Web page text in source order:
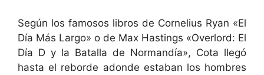
Según los famosos libros de Cornelius Ryan «El
Día Más Largo» o de Max Hastings «Overlord: El
Día D y la Batalla de Normandía», Cota llegó
hasta el reborde adonde estaban los hombres